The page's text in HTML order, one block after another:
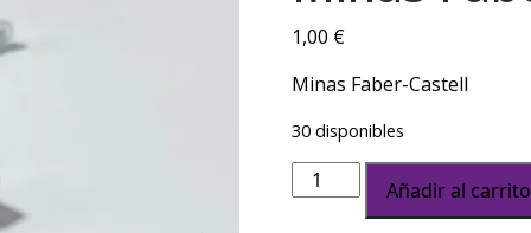
1,00 €
Minas Faber-Castell
30 disponibles
Minas
Faber-
Añadir al carrito